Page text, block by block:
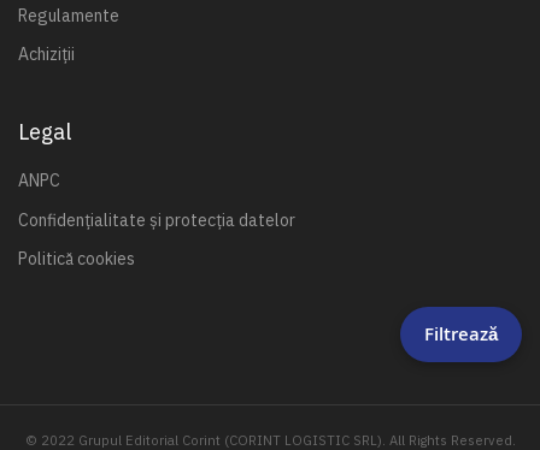
Regulamente
Achiziții
Legal
ANPC
Confidențialitate și protecția datelor
Politică cookies
© 2022 Grupul Editorial Corint (CORINT LOGISTIC SRL). All Rights Reserved.
Filtrează